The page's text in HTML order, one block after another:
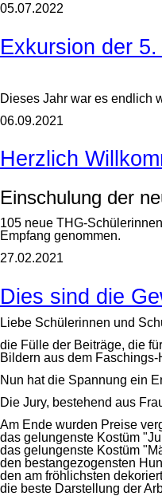
05.07.2022
Exkursion der
Dieses Jahr war es endlich
06.09.2021
Herzlich
Einschulung der
105 neue THG-
Empfang genommen.
27.02.2021
Dies sind die
Liebe Schülerinnen und
die Fülle der Beiträge, die
Bildern aus dem
Nun hat die Spannung ein
Die Jury, bestehend aus
Am Ende wurden Preise
das gelungenste Kostüm
das gelungenste Kostüm
den bestangezogensten
den am fröhlichsten
die beste Darstellung der